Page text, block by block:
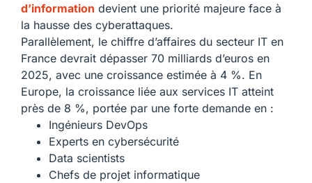
d’information devient une priorité majeure face à
la hausse des cyberattaques.
Parallèlement, le chiffre d’affaires du secteur IT en
France devrait dépasser 70 milliards d’euros en
2025, avec une croissance estimée à 4 %. En
Europe, la croissance liée aux services IT atteint
près de 8 %, portée par une forte demande en :
Ingénieurs DevOps
Experts en cybersécurité
Data scientists
Chefs de projet informatique